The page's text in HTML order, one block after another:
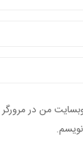
من در